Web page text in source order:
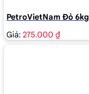
PetroVietNam Đỏ 6kg
Giá: 275.000 ₫